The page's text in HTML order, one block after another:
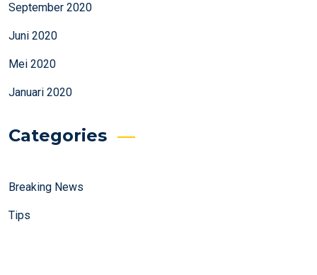
September 2020
Juni 2020
Mei 2020
Januari 2020
Categories
Breaking News
Tips